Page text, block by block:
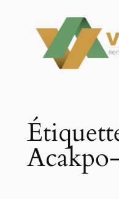
contenu